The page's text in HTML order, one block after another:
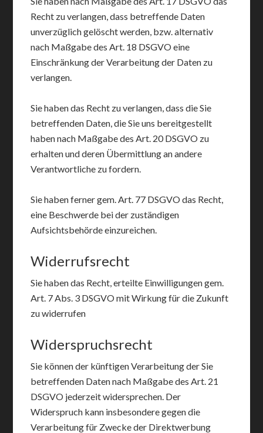
Recht zu verlangen, dass betreffende Daten
unverzüglich gelöscht werden, bzw. alternativ
nach Maßgabe des Art. 18 DSGVO eine
Einschränkung der Verarbeitung der Daten zu
verlangen.
Sie haben das Recht zu verlangen, dass die Sie
betreffenden Daten, die Sie uns bereitgestellt
haben nach Maßgabe des Art. 20 DSGVO zu
erhalten und deren Übermittlung an andere
Verantwortliche zu fordern.
Sie haben ferner gem. Art. 77 DSGVO das Recht,
eine Beschwerde bei der zuständigen
Aufsichtsbehörde einzureichen.
Widerrufsrecht
Sie haben das Recht, erteilte Einwilligungen gem.
Art. 7 Abs. 3 DSGVO mit Wirkung für die Zukunft
zu widerrufen
Widerspruchsrecht
Sie können der künftigen Verarbeitung der Sie
betreffenden Daten nach Maßgabe des Art. 21
DSGVO jederzeit widersprechen. Der
Widerspruch kann insbesondere gegen die
Verarbeitung für Zwecke der Direktwerbung